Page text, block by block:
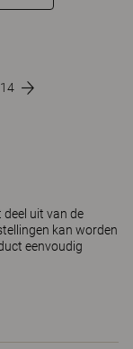
uit van de
kan worden
eenvoudig